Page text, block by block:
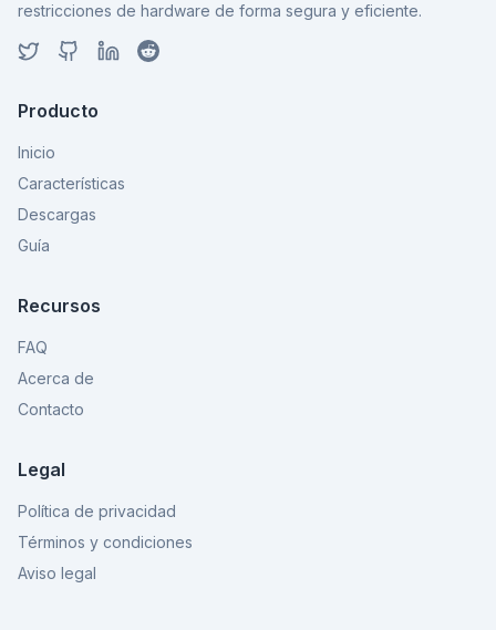
restricciones de hardware de forma segura y eficiente.
Producto
Inicio
Características
Descargas
Guía
Recursos
FAQ
Acerca de
Contacto
Legal
Política de privacidad
Términos y condiciones
Aviso legal